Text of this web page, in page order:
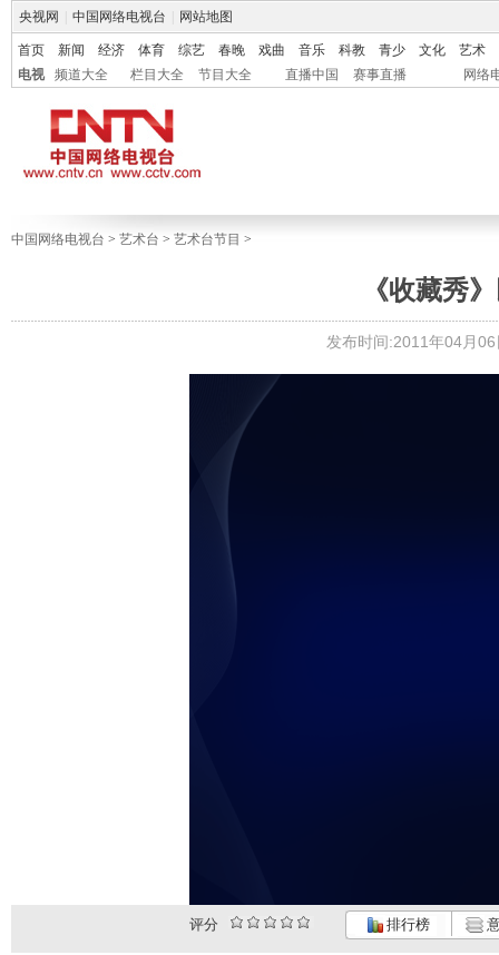
央视网 中国网络电视台 网站地图
首页 新闻 经济 体育 综艺 春晚 戏曲 音乐 科教 青少 文化
艺术
电视
频道大全 栏目大全 节目大全 直播中国 赛事直播 网络
中国网络电视台 > 艺术台 > 艺术台节目 >
《收藏秀
发布时间:2011年04月
评分 排行榜